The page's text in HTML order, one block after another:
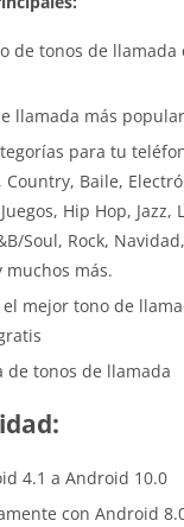
de tonos de llamada
llamada más
para tu
Country, Baile,
Hip Hop, Jazz,
Soul, Rock,
muchos más.
mejor tono de
de tonos de llamada
4.1 a Android 10.0
con Android